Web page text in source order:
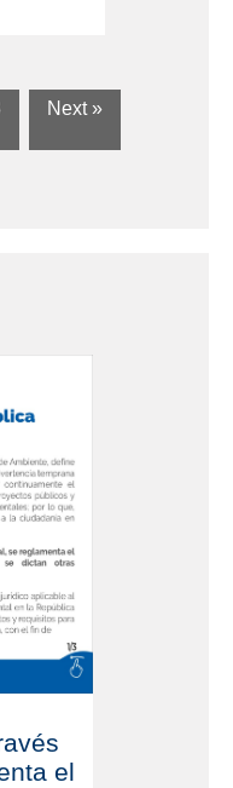
Next »
el